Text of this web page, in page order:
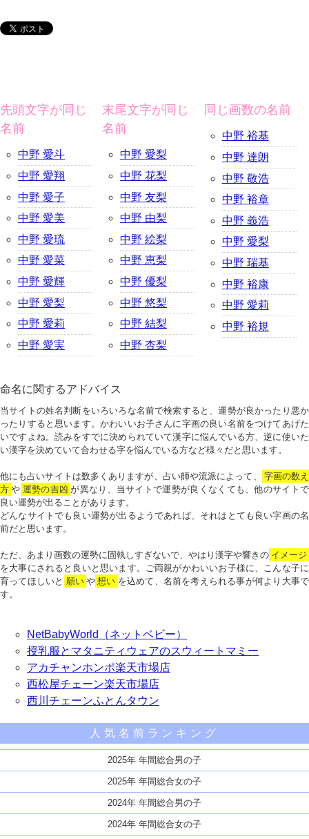
先頭文字が同じ
名前
中野 愛斗
中野 愛翔
中野 愛子
中野 愛美
中野 愛琉
中野 愛菜
中野 愛輝
中野 愛梨
中野 愛莉
中野 愛実
末尾文字が同じ
名前
中野 愛梨
中野 花梨
中野 友梨
中野 由梨
中野 絵梨
中野 恵梨
中野 優梨
中野 悠梨
中野 結梨
中野 杏梨
同じ画数の名前
中野 裕基
中野 達朗
中野 敬浩
中野 裕章
中野 義浩
中野 愛梨
中野 瑞基
中野 裕康
中野 愛莉
中野 裕規
命名に関するアドバイス
当サイトの姓名判断をいろいろな名前で検索すると、運勢が良かったり悪か
ったりすると思います。かわいいお子さんに字画の良い名前をつけてあげた
いですよね。読みをすでに決められていて漢字に悩んでいる方、逆に使いた
い漢字を決めていて合わせる字を悩んでいる方など様々だと思います。
他にも占いサイトは数多くありますが、占い師や流派によって、
字画の数え
方 や 運勢の吉凶 が異なり、当サイトで運勢が良くなくても、他のサイトで
良い運勢が出ることがあります。
どんなサイトでも良い運勢が出るようであれば、それはとても良い字画の名
前だと思います。
ただ、あまり画数の運勢に固執しすぎないで、やはり漢字や響きの イメージ
を大事にされると良いと思います。ご両親がかわいいお子様に、こんな子に
育ってほしいと 願い や 想い を込めて、名前を考えられる事が何より大事で
す。
NetBabyWorld（ネットベビー）
授乳服とマタニティウェアのスウィートマミー
アカチャンホンポ楽天市場店
西松屋チェーン楽天市場店
西川チェーンふとんタウン
人気名前ランキング
2025年 年間総合男の子
2025年 年間総合女の子
2024年 年間総合男の子
2024年 年間総合女の子